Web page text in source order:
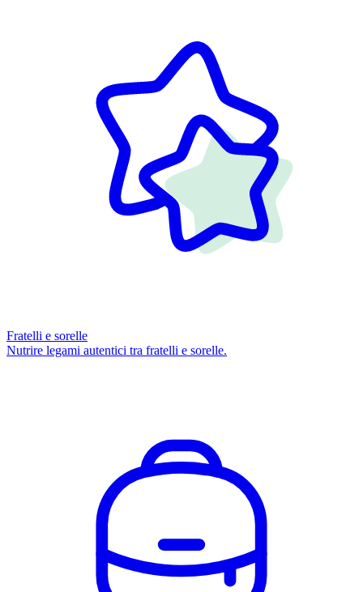
Fratelli e sorelle
Nutrire legami autentici tra fratelli e sorelle.